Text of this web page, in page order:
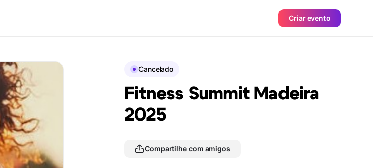
Criar evento
Cancelado
Fitness Summit Madeira
2025
Compartilhe com amigos